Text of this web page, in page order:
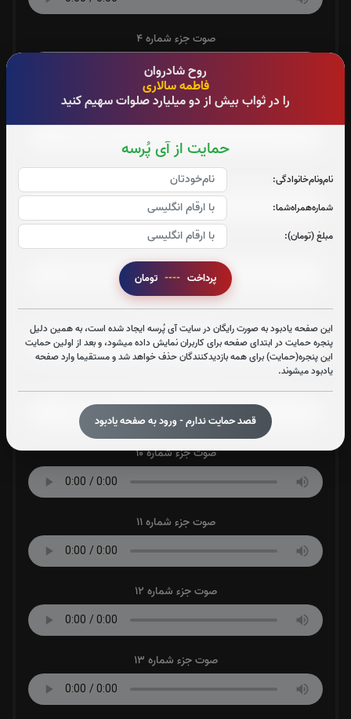
روح شادروان
فاطمه سالاری
را در ثواب بیش از دو میلیارد صلوات سهیم کنید
حمایت از آی پُرسه
نام‌و‌نام‌خانوادگی:
شماره‌همراه‌شما:
مبلغ (تومان):
پرداخت ----
این صفحه یادبود به صورت رایگان در سایت آی پُرسه ایجاد شده است، به همین دلیل
پنجره حمایت در ابتدای صفحه برای کاربران نمایش داده میشود، و بعد از اولین حمایت
این پنجره(حمایت) برای همه بازدیدکنندگان حذف خواهد شد و مستقیما وارد صفحه
یادبود میشوند.
قصد حمایت ندارم - ورود به صفحه یادبود
صوت جزء شماره 4
صوت جزء شماره 5
صوت جزء شماره 6
صوت جزء شماره 7
صوت جزء شماره 8
صوت جزء شماره 10
صوت جزء شماره 11
صوت جزء شماره 12
صوت جزء شماره 13